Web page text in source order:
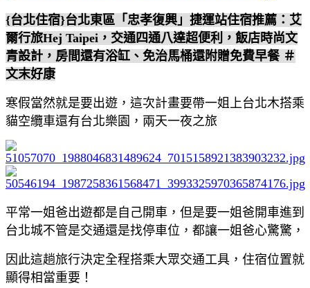
{台北住宿}台北東區「忠孝復興」捷運站住宿推薦：艾
爾行旅Hej Taipei，交通四通八達超便利，飯店時尚文
青設計，房間還有浴缸、免治馬桶還附贈免費早餐 ＃
文末好康
寒假當然就是要出遊，這次計畫要帶一姐上台北木搭乘
貓空纜車還有台北樂園，兩天一夜之旅
平常一姐爸出遊都是自己開車，但是要一姐爸開車進到
台北城不管是交通還是找停車位，都讓一姐爸心驚驚，
因此這趟旅行決定全程搭乘大眾交通工具，住宿位置就
顯得相當重要！